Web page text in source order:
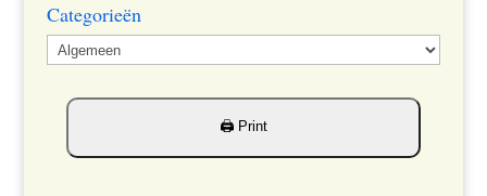
Categorieën
Categorieën